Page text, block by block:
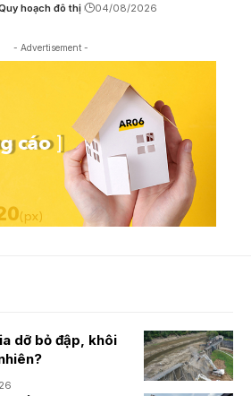
hoạch đô thị 04/08/2026
- Advertisement -
dỡ bỏ đập, khôi